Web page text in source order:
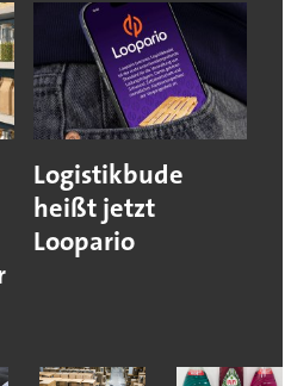
Logistikbude
heißt jetzt
Loopario